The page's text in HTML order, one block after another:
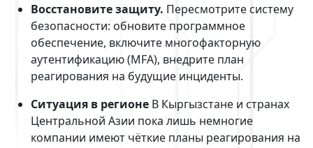
Восстановите защиту. Пересмотрите систему
безопасности: обновите программное
обеспечение, включите многофакторную
аутентификацию (MFA), внедрите план
реагирования на будущие инциденты.
Ситуация в регионе В Кыргызстане и странах
Центральной Азии пока лишь немногие
компании имеют чёткие планы реагирования на